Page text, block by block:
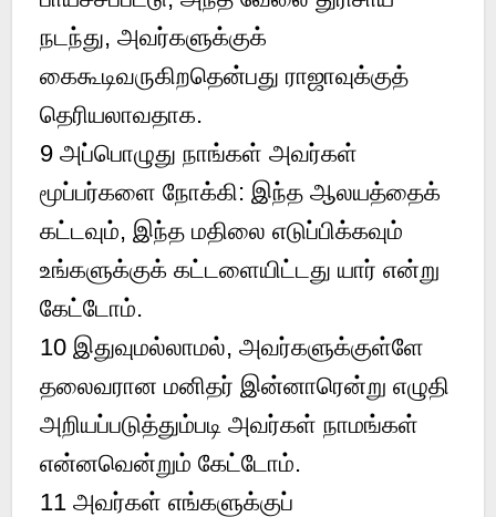
நடந்து, அவர்களுக்குக்
கைகூடிவருகிறதென்பது ராஜாவுக்குத்
தெரியலாவதாக.
9 அப்பொழுது நாங்கள் அவர்கள்
மூப்பர்களை நோக்கி: இந்த ஆலயத்தைக்
கட்டவும், இந்த மதிலை எடுப்பிக்கவும்
உங்களுக்குக் கட்டளையிட்டது யார் என்று
கேட்டோம்.
10 இதுவுமல்லாமல், அவர்களுக்குள்ளே
தலைவரான மனிதர் இன்னாரென்று எழுதி
அறியப்படுத்தும்படி அவர்கள் நாமங்கள்
என்னவென்றும் கேட்டோம்.
11 அவர்கள் எங்களுக்குப்